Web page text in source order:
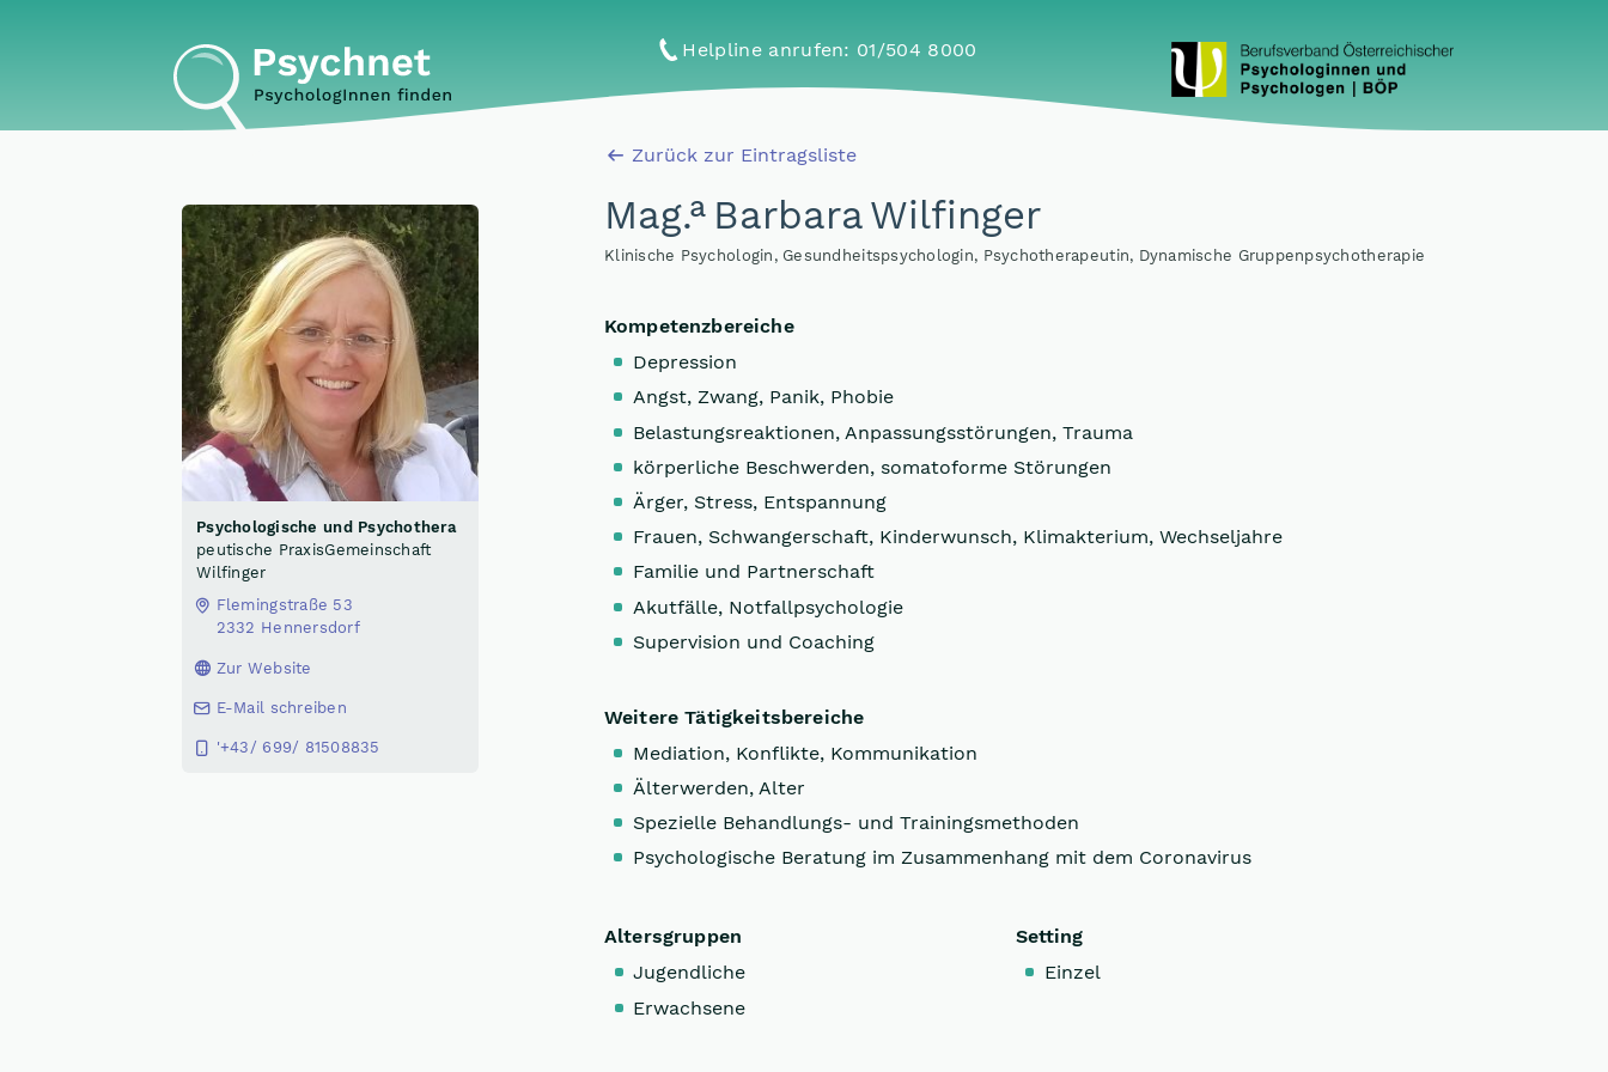
Helpline anrufen: 01/504 8000
Zurück zur Eintragsliste
Mag.aBarbara Wilfinger
Klinische Psychologin, Gesundheitspsychologin, Psychotherapeutin, Dynamische Gruppenpsychotherapie
Psychologische und Psychothera
peutische PraxisGemeinschaft
Wilfinger
Flemingstraße 53
2332 Hennersdorf
Zur Website
E-Mail schreiben
'+43/ 699/ 81508835
Kompetenzbereiche
Depression
Angst, Zwang, Panik, Phobie
Belastungsreaktionen, Anpassungsstörungen, Trauma
körperliche Beschwerden, somatoforme Störungen
Ärger, Stress, Entspannung
Frauen, Schwangerschaft, Kinderwunsch, Klimakterium, Wechseljahre
Familie und Partnerschaft
Akutfälle, Notfallpsychologie
Supervision und Coaching
Weitere Tätigkeitsbereiche
Mediation, Konflikte, Kommunikation
Älterwerden, Alter
Spezielle Behandlungs- und Trainingsmethoden
Psychologische Beratung im Zusammenhang mit dem Coronavirus
Altersgruppen
Jugendliche
Erwachsene
Setting
Einzel